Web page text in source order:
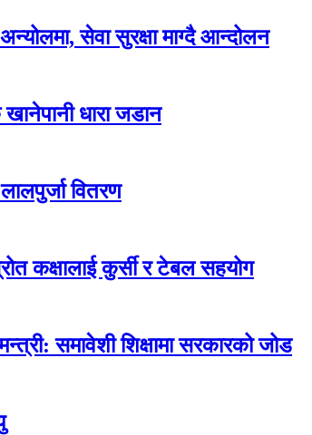
सेवा सुरक्षा माग्दै आन्दोलन
धारा जडान
वितरण
कक्षालाई कुर्सी र टेबल सहयोग
समावेशी शिक्षामा सरकारको जोड